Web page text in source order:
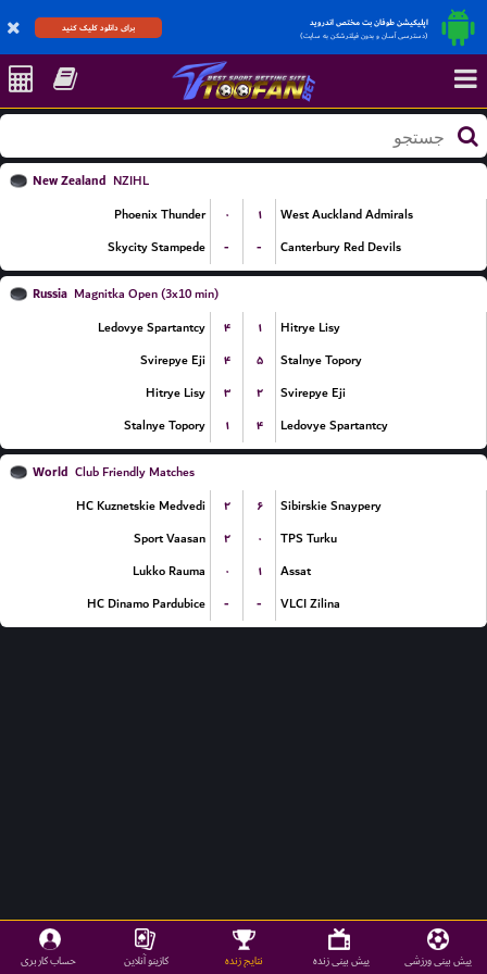
اپلیکیشن طوفان بت مختص اندروید
(دسترسی آسان و بدون فیلترشکن به سایت)
برای دانلود کلیک کنید
New Zealand NZIHL
Phoenix Thunder
۰ ۱
West Auckland Admirals
Skycity Stampede
- - Canterbury Red Devils
Russia Magnitka Open (3x10 min)
Ledovye Spartantcy
۴ ۱
Hitrye Lisy
Svirepye Eji
۴ ۵
Stalnye Topory
Hitrye Lisy
۳ ۲
Svirepye Eji
Stalnye Topory
۱ ۴ Ledovye Spartantcy
World Club Friendly Matches
HC Kuznetskie Medvedi
۲ ۶
Sibirskie Snaypery
Sport Vaasan
۲ ۰
TPS Turku
Lukko Rauma
۰ ۱
Assat
HC Dinamo Pardubice
- - VLCI Zilina
پیش بینی ورزشی پیش بینی زنده نتایج زنده کازینو آنلاین حساب کاربری